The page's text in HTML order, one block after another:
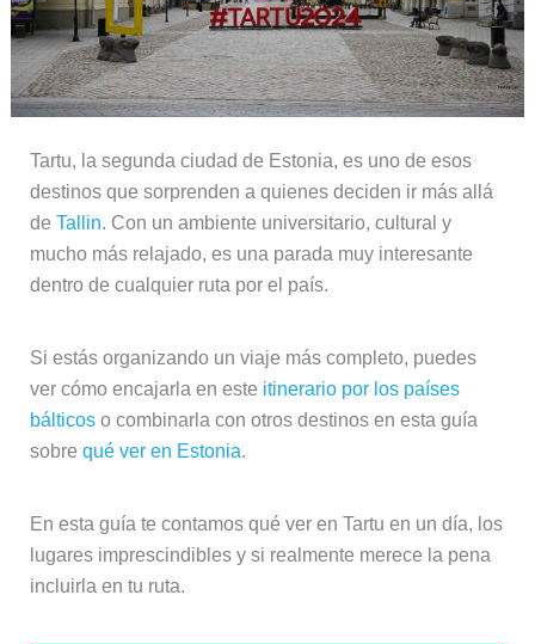
Tartu, la segunda ciudad de Estonia, es uno de esos
destinos que sorprenden a quienes deciden ir más allá
de Tallin. Con un ambiente universitario, cultural y
mucho más relajado, es una parada muy interesante
dentro de cualquier ruta por el país.
Si estás organizando un viaje más completo, puedes
ver cómo encajarla en este itinerario por los países
bálticoso combinarla con otros destinos en esta guía
sobre qué ver en Estonia.
En esta guía te contamos qué ver en Tartu en un día, los
lugares imprescindibles y si realmente merece la pena
incluirla en tu ruta.